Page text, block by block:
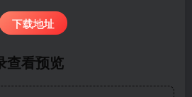
下载地址
查看预览